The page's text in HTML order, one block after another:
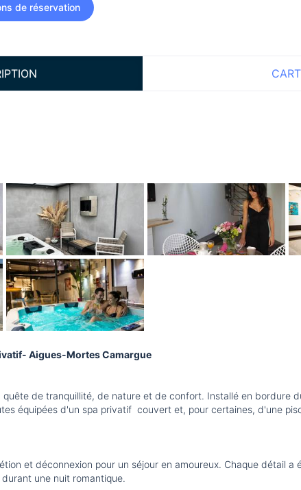
de réservation
Aigues-Mortes Camargue
de tranquillité, de nature et de confort. Installé en bordure
équipées d'un spa privatif couvert et, pour certaines, d'une
et décon­nexion pour un séjour en amoureux. Chaque détail a
une nuit romantique.